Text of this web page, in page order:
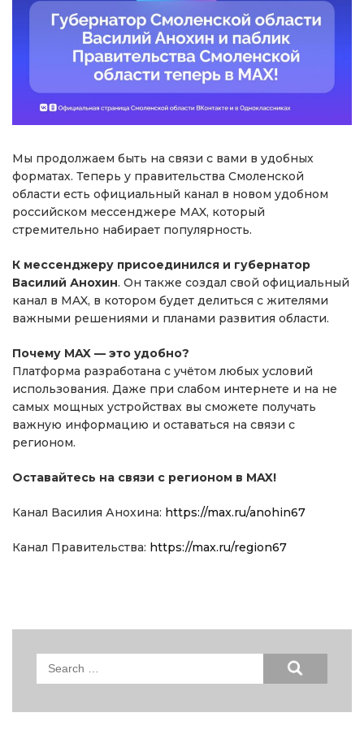
Мы продолжаем быть на связи с вами в удобных
форматах. Теперь у правительства Смоленской
области есть официальный канал в новом удобном
российском мессенджере MAX, который
стремительно набирает популярность.
К мессенджеру присоединился и губернатор
Василий Анохин. Он также создал свой официальный
канал в MAX, в котором будет делиться с жителями
важными решениями и планами развития области.
Почему MAX — это удобно?
Платформа разработана с учётом любых условий
использования. Даже при слабом интернете и на не
самых мощных устройствах вы сможете получать
важную информацию и оставаться на связи с
регионом.
Оставайтесь на связи с регионом в MAX!
Канал Василия Анохина: https://max.ru/anohin67
Канал Правительства: https://max.ru/region67
Search